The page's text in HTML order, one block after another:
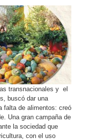
transnacionales y el
buscó dar una
falta de alimentos: creó
Una gran campaña de
la sociedad que
con el uso